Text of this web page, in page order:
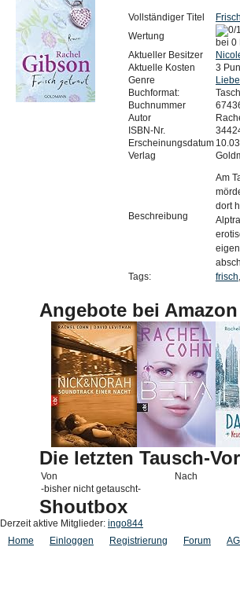
Vollständiger Titel
Wertung
bei 0
Aktueller Besitzer
Aktuelle Kosten
3
Genre
Buchformat:
Buchnummer
Autor
ISBN-Nr.
Erscheinungsdatum
Verlag
Beschreibung
Am
dort
Tags:
frisch,
Angebote bei Amazon
Die letzten Tausch-
Von
Nach
-bisher nicht getauscht-
Shoutbox
Derzeit aktive Mitglieder: ingo844
Home
Einloggen Registrierung Forum